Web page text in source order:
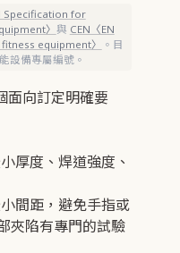
Specification for
〉 與 CEN〈EN
equipment〉
。目
設備專屬編號。
面向訂定明確要
厚度、焊道強度、
間距，避免手指或
夾陷有專門的試驗